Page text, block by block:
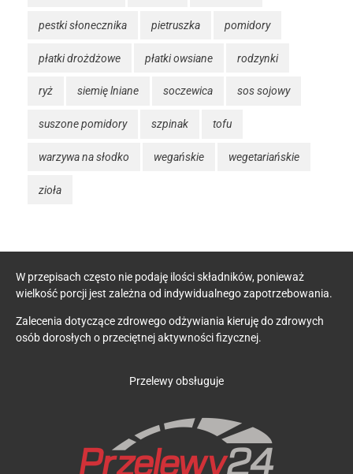
pestki słonecznika pietruszka pomidory
płatki drożdżowe płatki owsiane rodzynki
ryż siemię lniane soczewica sos sojowy
suszone pomidory szpinak tofu
warzywa na słodko wegańskie wegetariańskie
zioła
W przepisach często nie podaję ilości składników, ponieważ
wielkość porcji jest zależna od indywidualnego zapotrzebowania.
Zalecenia dotyczące zdrowego odżywiania kieruję do zdrowych
osób dorosłych o przeciętnej aktywności fizycznej.
Przelewy obsługuje